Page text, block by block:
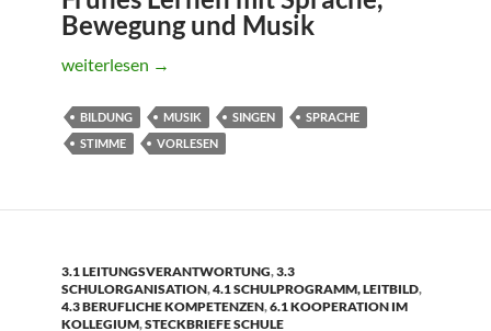
Bewegung und Musik
KUCKUCK – Sprache, Sprechen, Bildung
weiterlesen →
BILDUNG MUSIK SINGEN
SPRACHE
STIMME
VORLESEN
3.1 LEITUNGSVERANTWORTUNG,3.3
SCHULORGANISATION,4.1 SCHULPROGRAMM, LEITBILD,
4.3 BERUFLICHE KOMPETENZEN,6.1 KOOPERATION IM
KOLLEGIUM,STECKBRIEFE SCHULE